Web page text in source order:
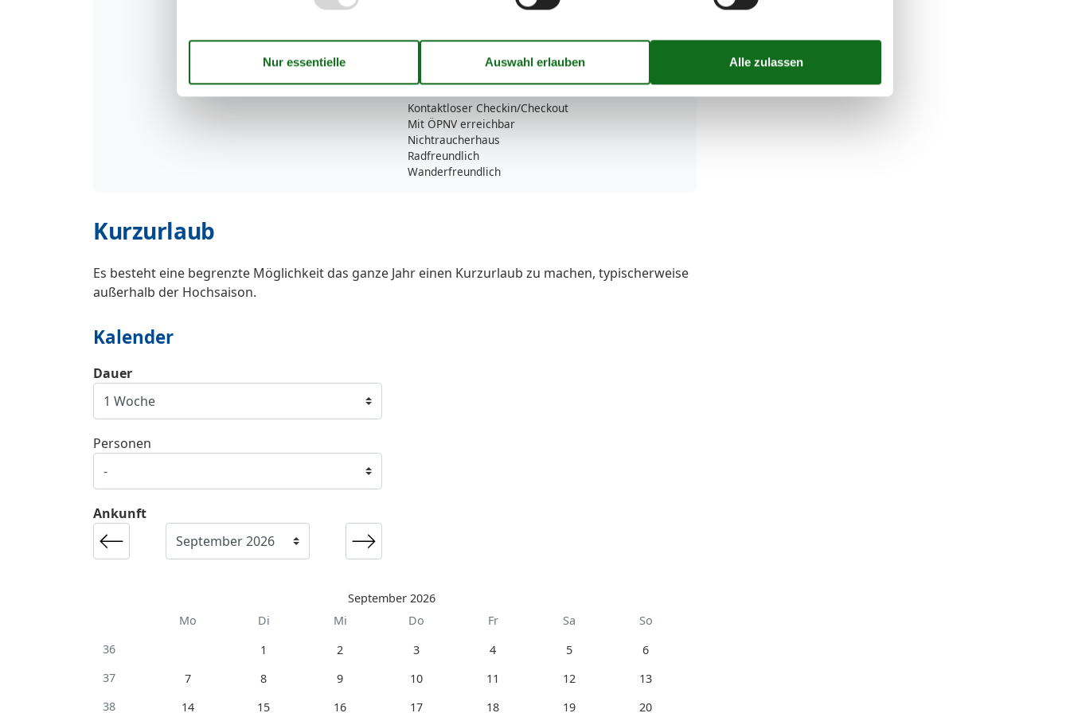
Barrierefreiheit
Fahrradraum abschließbar
Kontaktloser Checkin/Checkout
Mit ÖPNV erreichbar
Nichtraucherhaus
Radfreundlich
Wanderfreundlich
Kurzurlaub
Es besteht eine begrenzte Möglichkeit das ganze Jahr einen Kurzurlaub zu machen, typischerweise
außerhalb der Hochsaison.
Kalender
Ankunft
September 2026
Mo
Di Mi Do Fr Sa
So
36
1 2 3 4 5
6
37
7 8 9 10 11 12
13
38
14 15 16 17 18 19 20
Dauer
Personen